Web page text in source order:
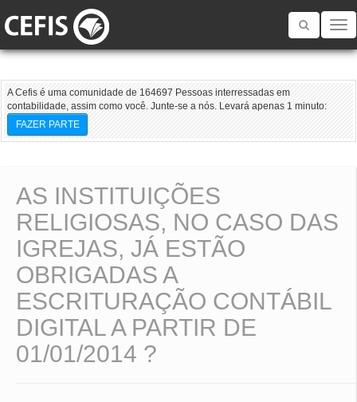
Toggle
A Cefis é uma comunidade de 164697 Pessoas interressadas em
contabilidade, assim como você. Junte-se a nós. Levará apenas 1 minuto:
FAZER PARTE
AS INSTITUIÇÕES
RELIGIOSAS, NO CASO DAS
IGREJAS, JÁ ESTÃO
OBRIGADAS A
ESCRITURAÇÃO CONTÁBIL
DIGITAL A PARTIR DE
01/01/2014 ?